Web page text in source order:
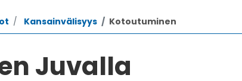
Kansainvälisyys Kotoutuminen
Juvalla